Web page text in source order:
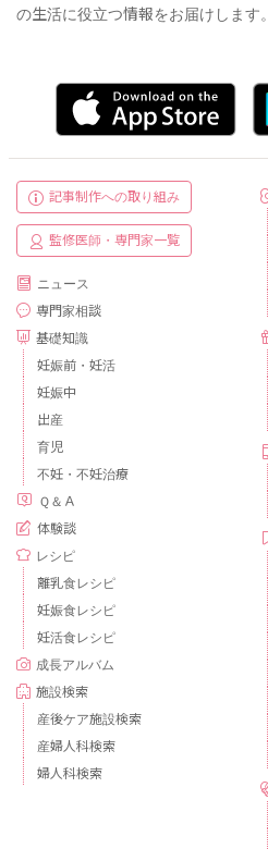
の生活に役立つ情報をお届けします。
記事制作への取り組み
監修医師・専門家一覧
ニュース
専門家相談
基礎知識
妊娠前・妊活
妊娠中
出産
育児
不妊・不妊治療
Ｑ＆Ａ
体験談
レシピ
離乳食レシピ
妊娠食レシピ
妊活食レシピ
成長アルバム
施設検索
産後ケア施設検索
産婦人科検索
婦人科検索